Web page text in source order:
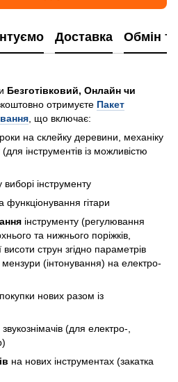
Доставка Обмін
Безготівковий, Онлайн чи
отримуєте Пакет
, що включає:
на склейку деревини, механіку
інструментів із можливістю
виборі інструменту
функціонування гітари
інструменту (регулювання
та нижнього поріжків,
струн згідно параметрів
(інтонування) на електро-
нових разом із
звукознімачів (для електро-,
на нових інструментах (закатка